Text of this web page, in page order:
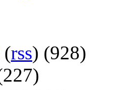
(rss) (928)